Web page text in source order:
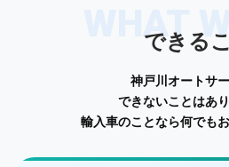
WHAT
できる
神戸川オートサ
できないことはあり
輸入車のことなら何でも